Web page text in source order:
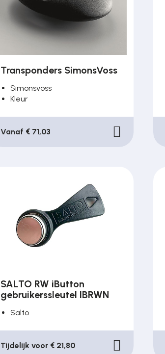
Transponders SimonsVoss
Simonsvoss
Kleur
Vanaf € 71,03
SALTO RW iButton
gebruikerssleutel IBRWN
Salto
Tijdelijk voor € 21,80